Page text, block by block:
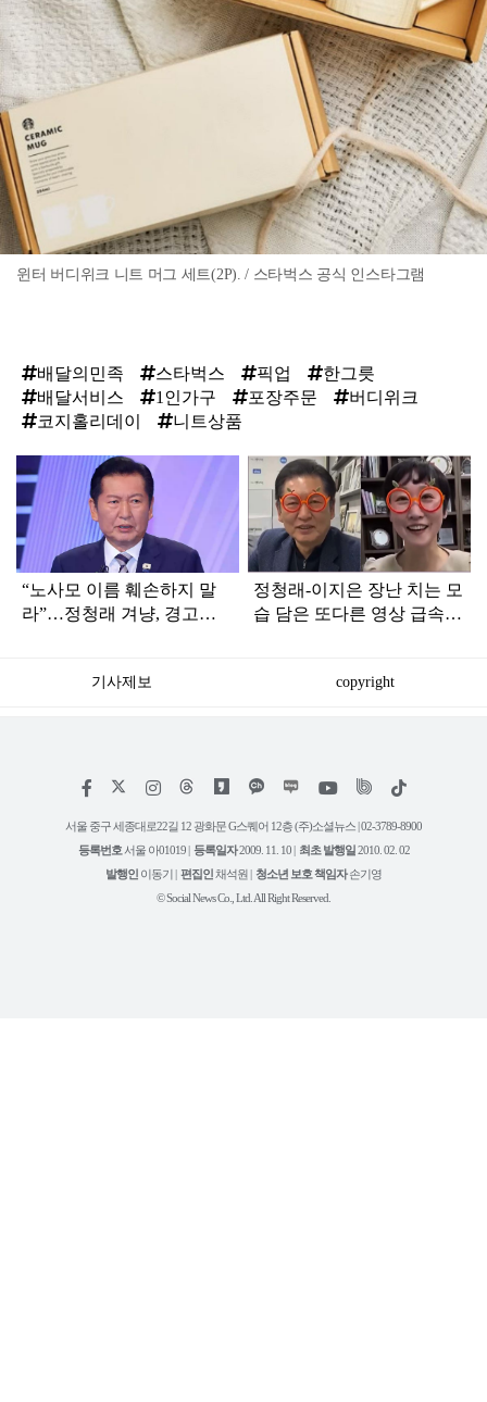
윈터 버디위크 니트 머그 세트(2P). / 스타벅스 공식 인스타그램
배달의민족 스타벅스 픽업
한그릇
배달서비스
1인가구 포장주문
버디위크
코지홀리데이
니트상품
탑
라
인
“노사모 이름 훼손하지 말
라”…정청래 겨냥, 경고장
정청래-이지은 장난 치는 모
습 담은 또다른 영상 급속
기사제보 copyright
페
스
인
타
램
위
트
유
튜
틱
서울 중구 세종대로22길 12 광화문 G스퀘어 12층 (주)소셜뉴스 | 02-3789-8900
등록번호 서울 아01019 | 등록일자2009. 11. 10 | 최초 발행일2010. 02. 02
발행인 이동기 | 편집인채석원 | 청소년 보호 책임자손기영
© Social News Co., Ltd. All Right Reserved.